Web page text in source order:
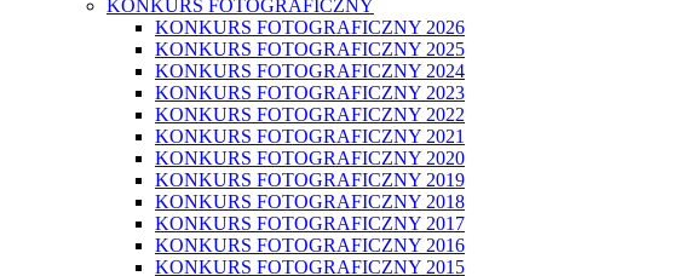
KONKURS FOTOGRAFICZNY
KONKURS FOTOGRAFICZNY 2026
KONKURS FOTOGRAFICZNY 2025
KONKURS FOTOGRAFICZNY 2024
KONKURS FOTOGRAFICZNY 2023
KONKURS FOTOGRAFICZNY 2022
KONKURS FOTOGRAFICZNY 2021
KONKURS FOTOGRAFICZNY 2020
KONKURS FOTOGRAFICZNY 2019
KONKURS FOTOGRAFICZNY 2018
KONKURS FOTOGRAFICZNY 2017
KONKURS FOTOGRAFICZNY 2016
KONKURS FOTOGRAFICZNY 2015